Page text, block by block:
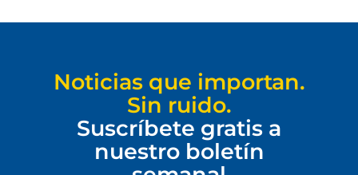
Noticias que importan.
Sin ruido.
Suscríbete gratis a
nuestro boletín